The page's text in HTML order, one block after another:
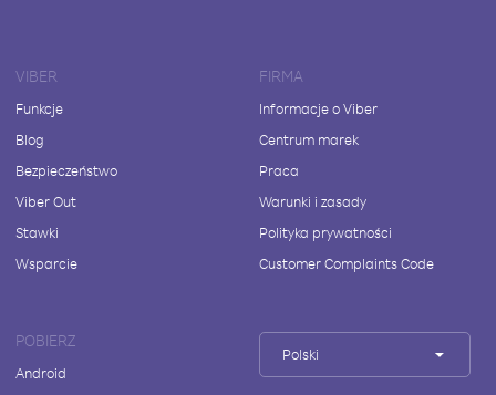
VIBER
Funkcje
Blog
Bezpieczeństwo
Viber Out
Stawki
Wsparcie
FIRMA
Informacje o Viber
Centrum marek
Praca
Warunki i zasady
Polityka prywatności
Customer Complaints Code
POBIERZ
Android
Polski